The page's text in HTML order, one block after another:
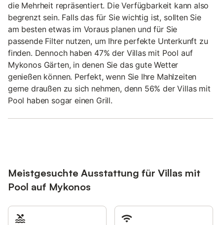
die Mehrheit repräsentiert. Die Verfügbarkeit kann also
begrenzt sein. Falls das für Sie wichtig ist, sollten Sie
am besten etwas im Voraus planen und für Sie
passende Filter nutzen, um Ihre perfekte Unterkunft zu
finden. Dennoch haben 47% der Villas mit Pool auf
Mykonos Gärten, in denen Sie das gute Wetter
genießen können. Perfekt, wenn Sie Ihre Mahlzeiten
gerne draußen zu sich nehmen, denn 56% der Villas mit
Pool haben sogar einen Grill.
Meistgesuchte Ausstattung für Villas mit
Pool auf Mykonos